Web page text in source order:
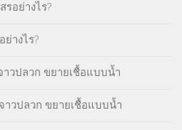
รอย่างไร?
ย่างไร?
วปลวก ขยายเชื้อแบบน้ำ
าวปลวก ขยายเชื้อแบบน้ำ